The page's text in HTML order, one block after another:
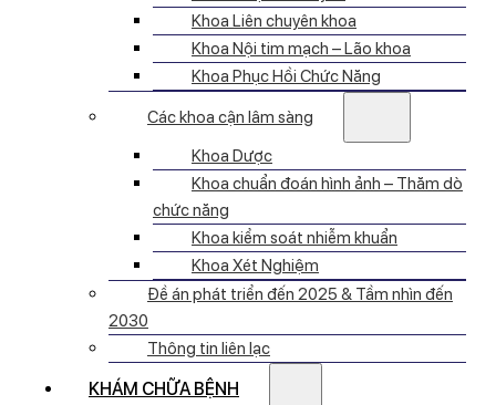
Khoa Liên chuyên khoa
Khoa Nội tim mạch – Lão khoa
Khoa Phục Hồi Chức Năng
Các khoa cận lâm sàng
Khoa Dược
Khoa chuẩn đoán hình ảnh – Thăm dò
chức năng
Khoa kiểm soát nhiễm khuẩn
Khoa Xét Nghiệm
Đề án phát triển đến 2025 & Tầm nhìn đến
2030
Thông tin liên lạc
KHÁM CHỮA BỆNH